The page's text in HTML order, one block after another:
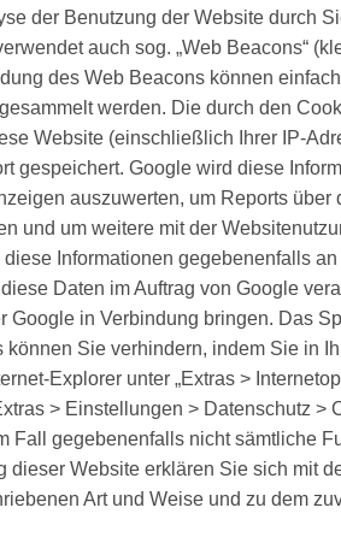
der Benutzung der Website durch
auch sog. „Web Beacons“
des Web Beacons können
werden. Die durch den
Website (einschließlich Ihrer IP-
gespeichert. Google wird diese
auszuwerten, um Reports
und um weitere mit der
Informationen gegebenenfalls
Daten im Auftrag von Google
Google in Verbindung bringen. Das
können Sie verhindern, indem Sie in
Explorer unter „Extras >
> Einstellungen > Datenschutz >
Fall gegebenenfalls nicht sämtliche
dieser Website erklären Sie sich mit
Art und Weise und zu dem